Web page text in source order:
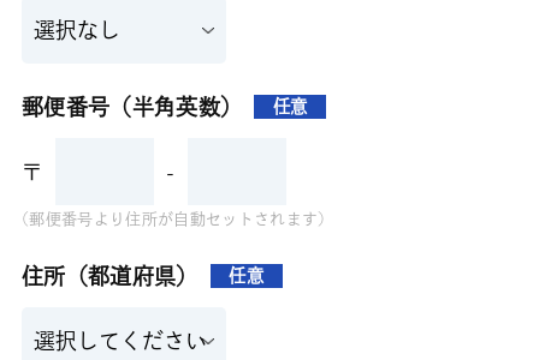
郵便番号（半角英数） 任意
〒 -
(郵便番号より住所が自動セットされます)
住所（都道府県） 任意